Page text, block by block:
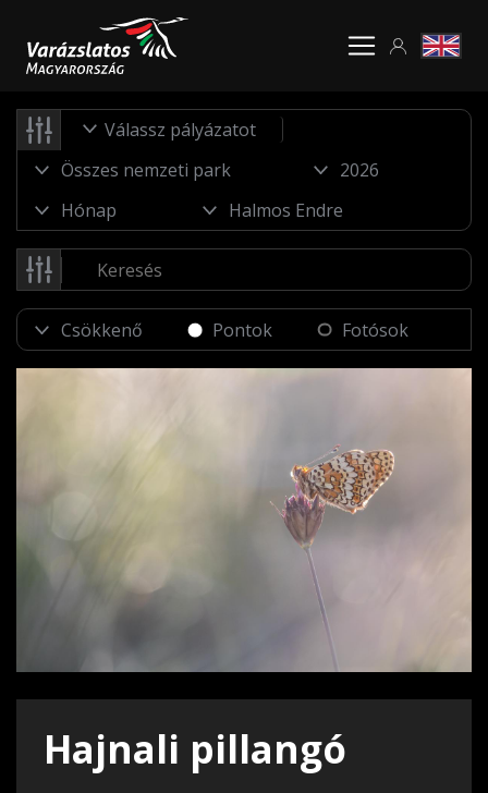
Válassz pályázatot
Pontok Fotósok
Hajnali pillangó